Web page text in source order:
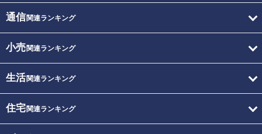
通信関連ランキング
小売関連ランキング
生活関連ランキング
住宅関連ランキング